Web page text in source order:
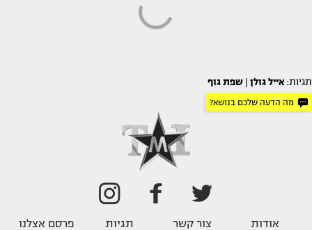
תגיות: אייל גולן שפת גוף
מה הדעה שלכם בנושא?
אודות צור קשר תגיות פרסם אצלנו